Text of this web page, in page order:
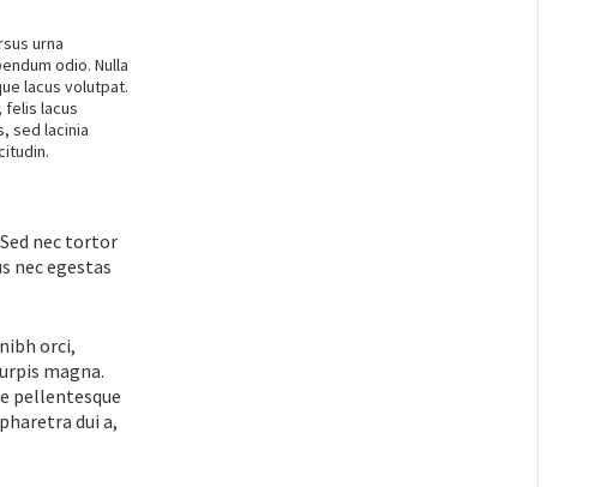
urna
odio. Nulla
lacus volutpat.
felis lacus
sed lacinia
nec tortor
nec egestas
orci,
magna.
pellentesque
dui a,